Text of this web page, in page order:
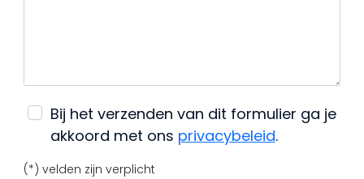
Bij het verzenden van dit formulier ga je
akkoord met ons privacybeleid.
(*) velden zijn verplicht